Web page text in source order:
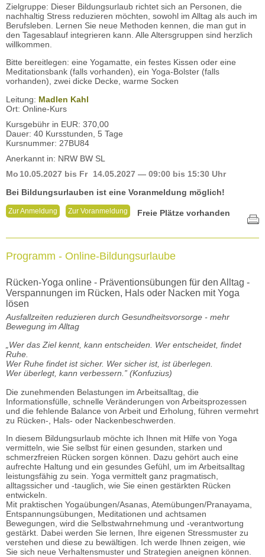
Zielgruppe: Dieser Bildungsurlaub richtet sich an Personen, die
nachhaltig Stress reduzieren möchten, sowohl im Alltag als auch im
Berufsleben. Lernen Sie neue Methoden kennen, die man gut in
den Tagesablauf integrieren kann. Alle Altersgruppen sind herzlich
willkommen.
Bitte bereitlegen: eine Yogamatte, ein festes Kissen oder eine
Meditationsbank (falls vorhanden), ein Yoga-Bolster (falls
vorhanden), zwei dicke Decke, warme Socken
Leitung: Madlen Kahl
Ort: Online-Kurs
Kursgebühr in EUR: 370,00
Dauer: 40 Kursstunden, 5 Tage
Kursnummer: 27BU84
Anerkannt in: NRW BW SL
Mo 10.05.2027 bis Fr 14.05.2027 — 09:00 bis 15:30 Uhr
Bei Bildungsurlauben ist eine Voranmeldung möglich!
Zur Anmeldung Zur Voranmeldung Freie Plätze vorhanden
Programm - Online-Bildungsurlaube
Rücken-Yoga online - Präventionsübungen für den Alltag -
Verspannungen im Rücken, Hals oder Nacken mit Yoga
lösen
Ausfallzeiten reduzieren durch Gesundheitsvorsorge - mehr
Bewegung im Alltag
„Wer das Ziel kennt, kann entscheiden. Wer entscheidet, findet
Ruhe.
Wer Ruhe findet ist sicher. Wer sicher ist, ist überlegen.
Wer überlegt, kann verbessern.” (Konfuzius)
Die zunehmenden Belastungen im Arbeitsalltag, die
Informationsfülle, schnelle Veränderungen von Arbeitsprozessen
und die fehlende Balance von Arbeit und Erholung, führen vermehrt
zu Rücken-, Hals- oder Nackenbeschwerden.
In diesem Bildungsurlaub möchte ich Ihnen mit Hilfe von Yoga
vermitteln, wie Sie selbst für einen gesunden, starken und
schmerzfreien Rücken sorgen können. Dazu gehört auch eine
aufrechte Haltung und ein gesundes Gefühl, um im Arbeitsalltag
leistungsfähig zu sein. Yoga vermittelt ganz pragmatisch,
alltagssicher und -tauglich, wie Sie einen gestärkten Rücken
entwickeln.
Mit praktischen Yogaübungen/Asanas, Atemübungen/Pranayama,
Entspannungsübungen, Meditationen und achtsamen
Bewegungen, wird die Selbstwahrnehmung und -verantwortung
gestärkt. Dabei werden Sie lernen, Ihre eigenen Stressmuster zu
verstehen und diese zu bewältigen. Ich werde Ihnen zeigen, wie
Sie sich neue Verhaltensmuster und Strategien aneignen können.